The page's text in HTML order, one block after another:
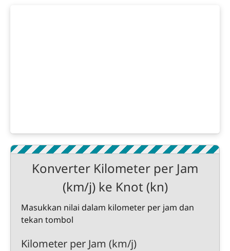
Konverter Kilometer per Jam
(km/j) ke Knot (kn)
Masukkan nilai dalam kilometer per jam dan
tekan tombol
Kilometer per Jam (km/j)